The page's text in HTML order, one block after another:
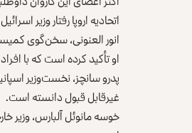
اتحادیه اروپا رفتار وزیر
انور العنونی، سخن‌گوی
او تأکید کرده است که با
پدرو سانچز، نخست‌وزیر
غیرقابل قبول دانسته است.
خوسه مانوئل آلبارس، وزیر